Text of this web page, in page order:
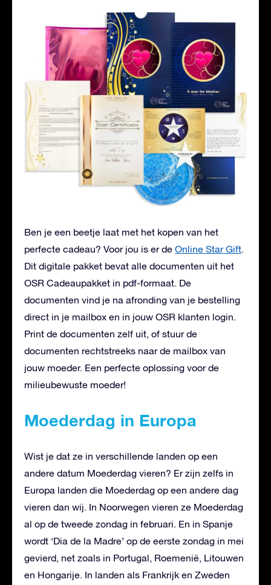
Ben je een beetje laat met het kopen van het
perfecte cadeau? Voor jou is er de Online Star Gift.
Dit digitale pakket bevat alle documenten uit het
OSR Cadeaupakket in pdf-formaat. De
documenten vind je na afronding van je bestelling
direct in je mailbox en in jouw OSR klanten login.
Print de documenten zelf uit, of stuur de
documenten rechtstreeks naar de mailbox van
jouw moeder. Een perfecte oplossing voor de
milieubewuste moeder!
Moederdag in Europa
Wist je dat ze in verschillende landen op een
andere datum Moederdag vieren? Er zijn zelfs in
Europa landen die Moederdag op een andere dag
vieren dan wij. In Noorwegen vieren ze Moederdag
al op de tweede zondag in februari. En in Spanje
wordt ‘Dia de la Madre’ op de eerste zondag in mei
gevierd, net zoals in Portugal, Roemenië, Litouwen
en Hongarije. In landen als Frankrijk en Zweden